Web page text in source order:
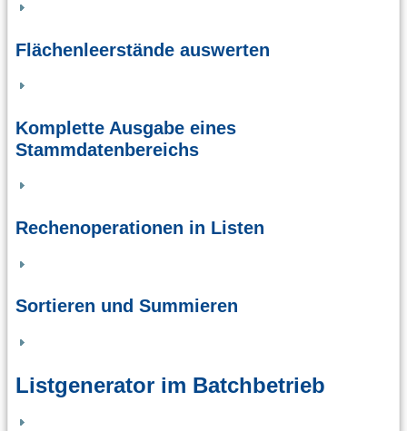
Flächenleerstände auswerten
Komplette Ausgabe eines
Stammdatenbereichs
Rechenoperationen in Listen
Sortieren und Summieren
Listgenerator im Batchbetrieb